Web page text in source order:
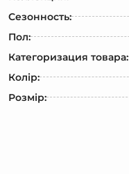
Сезонность:
Пол:
Категоризация товара:
Колір:
Розмір: